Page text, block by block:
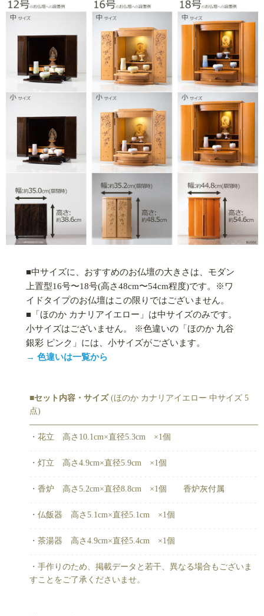
■中サイズに、おすすめのお仏壇の大きさは、モダン
上置型16号〜18号(高さ48cm〜54cm程度)です。※ワ
イドタイプのお仏壇はこの限りではございません。
■「ほのか カナリアイエロー」は中サイズのみです。
小サイズはございません。 ※色違いの「ほのか 九谷
銀彩 ピンク」には、小サイズがございます。
→ 色違いは一覧から
■セット内容・サイズ(ほのか カナリアイエロー 中サイズ 5
点)
・花立 高さ10.1cm×直径5.3cm ×1個
・灯立 高さ4.9cm×直径5.9cm ×1個
・香炉 高さ5.2cm×直径8.8cm ×1個 香炉灰付属
・仏飯器 高さ5.1cm×直径5.1cm ×1個
・茶湯器 高さ4.9cm×直径5.4cm ×1個
・手作りのため、掲載データと若干、異なる場合もございま
すことをご了承くださいませ。